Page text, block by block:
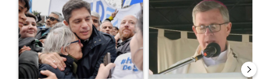
Un artículo de tendencia con el título "Kicillof apuntó contra
Un artículo de tendencia con